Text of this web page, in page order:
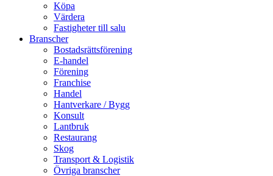
Köpa
Värdera
Fastigheter till salu
Branscher
Bostadsrättsförening
E-handel
Förening
Franchise
Handel
Hantverkare / Bygg
Konsult
Lantbruk
Restaurang
Skog
Transport & Logistik
Övriga branscher